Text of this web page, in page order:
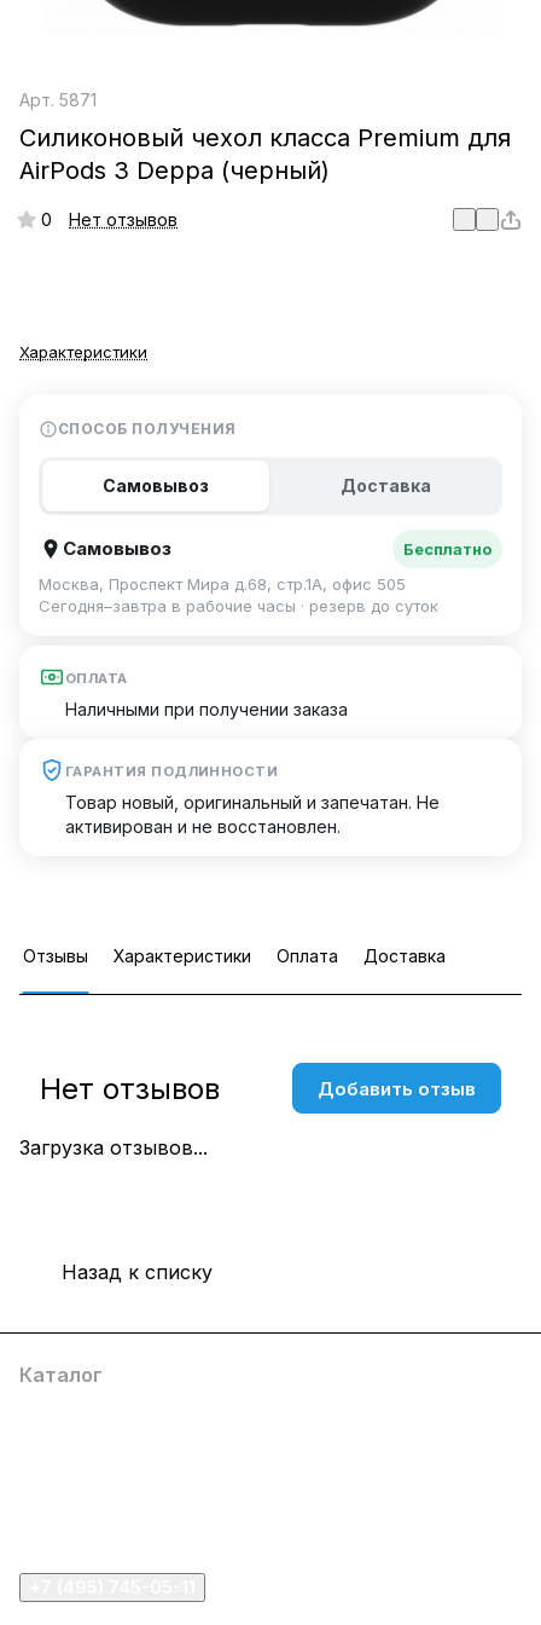
Арт. 5871
Силиконовый чехол класса Premium для
AirPods 3 Deppa (черный)
0 Нет отзывов
Характеристики
СПОСОБ ПОЛУЧЕНИЯ
Самовывоз Доставка
Самовывоз
Бесплатно
Москва, Проспект Мира д.68, стр.1А, офис 505
Сегодня–завтра в рабочие часы · резерв до суток
ОПЛАТА
Наличными при получении заказа
ГАРАНТИЯ ПОДЛИННОСТИ
Товар новый, оригинальный и запечатан. Не
активирован и не восстановлен.
Отзывы Характеристики Оплата Доставка
Загрузка отзывов...
Нет отзывов Добавить отзыв
Назад к списку
Каталог